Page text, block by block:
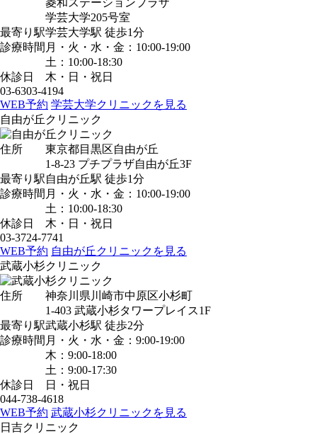
菱和ステーションプラザ
学芸大学205号室
最寄り駅学芸大学駅 徒歩1分
診療時間 月・火・水・金：10:00-19:00
土：10:00-18:30
休診日
木・日・祝日
03-6303-4194
WEB予約 学芸大学クリニックを見る
自由が丘クリニック
住所
東京都目黒区自由が丘
1-8-23 プチプラザ自由が丘3F
最寄り駅自由が丘駅 徒歩1分
診療時間 月・火・水・金：10:00-19:00
土：10:00-18:30
休診日
木・日・祝日
03-3724-7741
WEB予約 自由が丘クリニックを見る
武蔵小杉クリニック
住所
神奈川県川崎市中原区小杉町
1-403 武蔵小杉タワープレイス1F
最寄り駅武蔵小杉駅 徒歩2分
診療時間 月・火・水・金：9:00-19:00
木：9:00-18:00
土：9:00-17:30
休診日
日・祝日
044-738-4618
WEB予約 武蔵小杉クリニックを見る
日吉クリニック